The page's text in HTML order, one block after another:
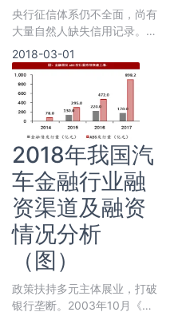
央行征信体系仍不全面，尚有
大量自然人缺失信用记录。根
据中国人民银行《征信系统建
设运行报告》（2004-
2014），截至201
2018-03-01
2018年我国汽
车金融行业融
资渠道及融资
情况分析
（图）
政策扶持多元主体展业，打破
银行垄断。2003年10月《汽